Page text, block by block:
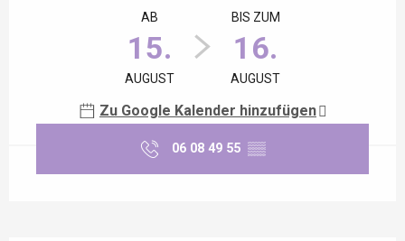
AB
15.
AUGUST
BIS ZUM
16.
AUGUST
Zu Google Kalender hinzufügen
06 08 49 55 ▒▒